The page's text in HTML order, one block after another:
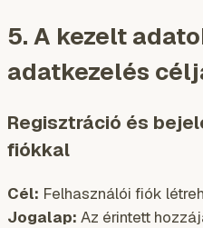
5. A kezelt
adatkezelés
Regisztráció és
fiókkal
Cél: Felhasználói fiók
Jogalap: Az érintett